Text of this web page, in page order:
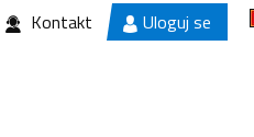
Kontakt Uloguj se